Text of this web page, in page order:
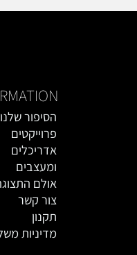
INFORMATION
הסיפור שלנו
פרוייקטים
אדריכלים
ומעצבים
אולם התצוגה שלנו
צור קשר